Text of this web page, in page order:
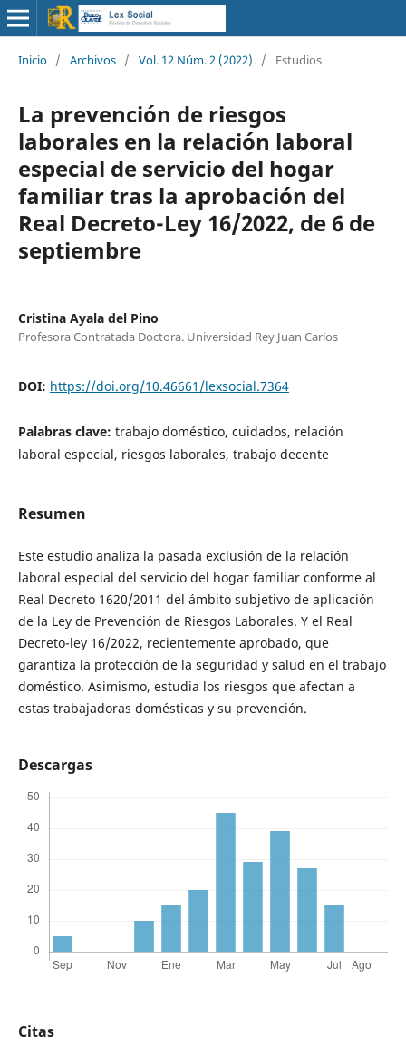
Inicio / Archivos / Vol. 12 Núm. 2 (2022) / Estudios
La prevención de riesgos
laborales en la relación laboral
especial de servicio del hogar
familiar tras la aprobación del
Real Decreto-Ley 16/2022, de 6 de
septiembre
Cristina Ayala del Pino
Profesora Contratada Doctora. Universidad Rey Juan Carlos
DOI: https://doi.org/10.46661/lexsocial.7364
Palabras clave: trabajo doméstico, cuidados, relación
laboral especial, riesgos laborales, trabajo decente
Resumen
Este estudio analiza la pasada exclusión de la relación
laboral especial del servicio del hogar familiar conforme al
Real Decreto 1620/2011 del ámbito subjetivo de aplicación
de la Ley de Prevención de Riesgos Laborales. Y el Real
Decreto-ley 16/2022, recientemente aprobado, que
garantiza la protección de la seguridad y salud en el trabajo
doméstico. Asimismo, estudia los riesgos que afectan a
estas trabajadoras domésticas y su prevención.
Descargas
Citas